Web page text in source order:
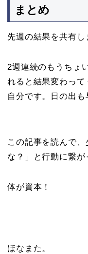
まとめ
先週の結果を共有し
2週連続のもうちょ
れると結果変わっ
自分です。日の出も
この記事を読んで
な？」と行動に繋が
体が資本！
ほなまた。